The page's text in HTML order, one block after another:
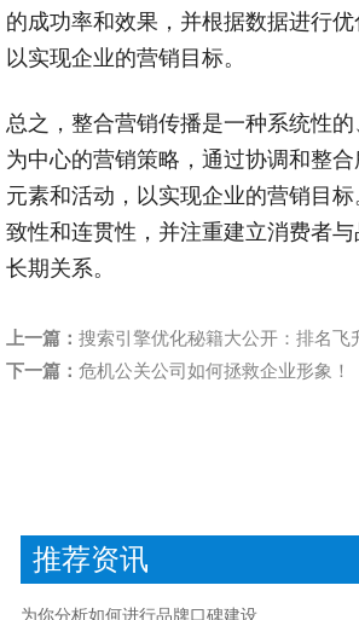
的成功率和效果，并根据数据进行优
以实现企业的营销目标。
总之，整合营销传播是一种系统性
为中心的营销策略，通过协调和整
元素和活动，以实现企业的营销目
致性和连贯性，并注重建立消费者
长期关系。
上一篇： 搜索引擎优化秘籍大公开：排名飞
下一篇： 危机公关公司如何拯救企业形象！
推荐资讯
为你分析如何进行品牌口碑建设